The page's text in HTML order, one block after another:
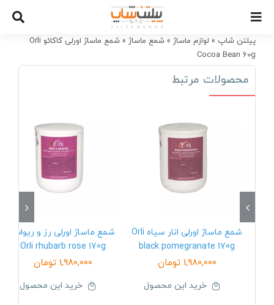
contentپیلتن شاپ » لوازم ماساژ » شمع ماساژ »
شمع ماساژ اورلی کاکائو Orli
Cocoa Bean 60g
محصولات مرتبط
شمع ماساژ اورلی انار سیاه Orli
black pomegranate 170g
1,980,000 تومان
خرید این محصول
شمع ماساژ اورلی رز و ریواس
Orli rhubarb rose 170g
1,980,000 تومان
خرید این محصول